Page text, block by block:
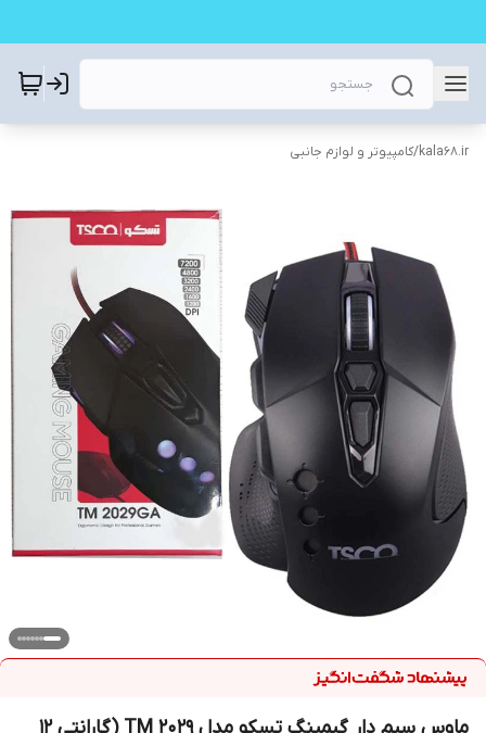
kala68.ir
/کامپیوتر و لوازم جانبی